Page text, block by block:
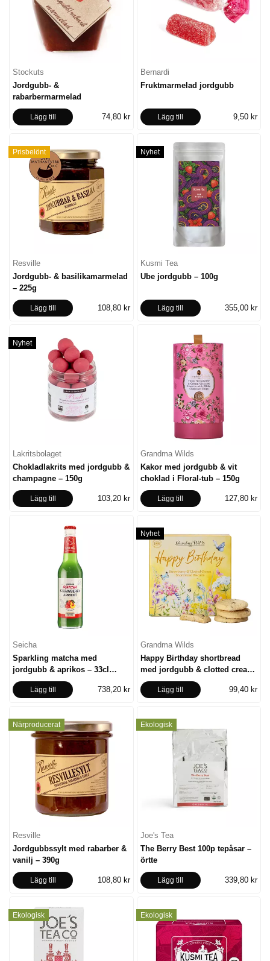
Stockuts
Jordgubb- &
rabarbermarmelad
Lägg till 74,80 kr
Bernardi
Fruktmarmelad jordgubb
Lägg till 9,50 kr
Prisbelönt
Resville
Jordgubb- & basilikamarmelad
– 225g
Lägg till 108,80 kr
Nyhet
Kusmi Tea
Ube jordgubb – 100g
Lägg till 355,00 kr
Nyhet
Lakritsbolaget
Chokladlakrits med jordgubb &
champagne – 150g
Lägg till 103,20 kr
Grandma Wilds
Kakor med jordgubb & vit
choklad i Floral-tub – 150g
Lägg till 127,80 kr
Seicha
Sparkling matcha med
jordgubb & aprikos – 33cl
(24st)
Lägg till 738,20 kr
Nyhet
Grandma Wilds
Happy Birthday shortbread
med jordgubb & clotted cream
– 200g
Lägg till 99,40 kr
Närproducerat
Resville
Jordgubbssylt med rabarber &
vanilj – 390g
Lägg till 108,80 kr
Ekologisk
Joe's Tea
The Berry Best 100p tepåsar –
örtte
Lägg till 339,80 kr
Ekologisk Ekologisk